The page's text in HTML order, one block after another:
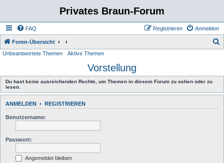
Privates Braun-Forum
FAQ Anmelden
Registrieren
Foren-Übersicht
h
Unbeantwortete Themen Aktive Themen
Vorstellung
Du hast keine ausreichenden Rechte, um Themen in diesem Forum zu sehen oder zu
lesen.
ANMELDEN • REGISTRIEREN
Benutzername:
Passwort:
Angemeldet bleiben